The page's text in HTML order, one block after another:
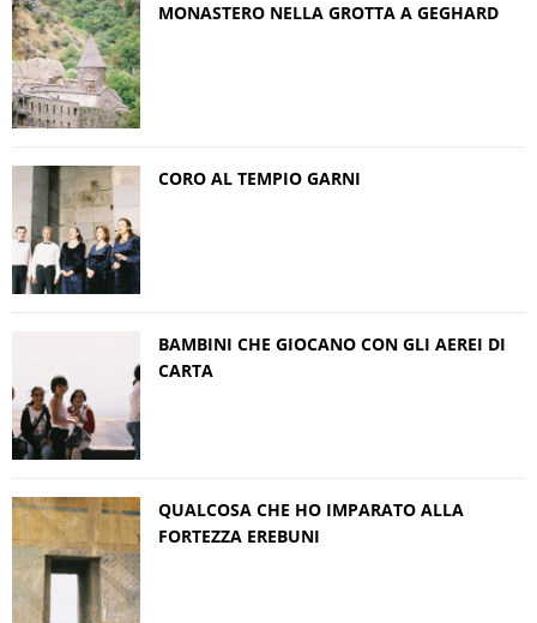
MONASTERO NELLA GROTTA A GEGHARD
CORO AL TEMPIO GARNI
BAMBINI CHE GIOCANO CON GLI AEREI DI
CARTA
QUALCOSA CHE HO IMPARATO ALLA
FORTEZZA EREBUNI